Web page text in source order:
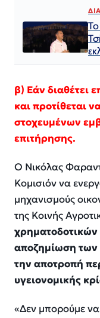
β) Εάν διαθέτει
και προτίθεται
στοχευμένων
επιτήρησης.
Ο Νικόλας
Κομισιόν να
μηχανισμούς
της Κοινής
αποζημίωση
την αποτροπή
υγειονομικής
«Δεν μπορούμε